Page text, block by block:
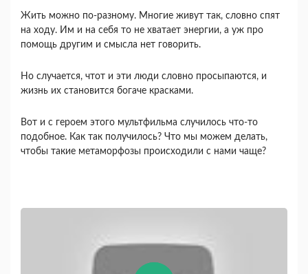
Жить можно по-разному. Многие живут так, словно спят
на ходу. Им и на себя то не хватает энергии, а уж про
помощь другим и смысла нет говорить.
Но случается, чтот и эти люди словно просыпаются, и
жизнь их становится богаче красками.
Вот и с героем этого мультфильма случилось что-то
подобное. Как так получилось? Что мы можем делать,
чтобы такие метаморфозы происходили с нами чаще?